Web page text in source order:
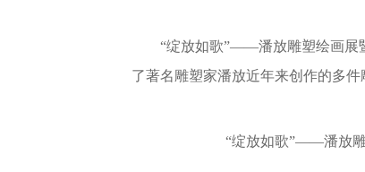
“绽放如歌”——潘放雕塑绘画展
了著名雕塑家潘放近年来创作的多件
“绽放如歌”——潘放雕